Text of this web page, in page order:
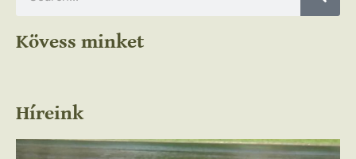
Kövess minket
Híreink